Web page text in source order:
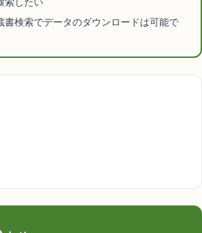
書検索でデータのダウンロードは可能で